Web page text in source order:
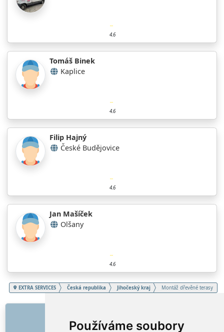
Používáme soubory
4.6
Tomáš Binek
Kaplice
4.6
Filip Hajný
České Budějovice
4.6
Jan Mašíček
Olšany
4.6
EXTRA SERVICES Česká republika Jihočeský kraj Montáž dřevěné terasy